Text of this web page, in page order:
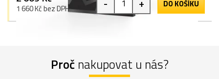
1 660 Kč bez DPH - + DO KOŠÍKU
Proč nakupovat u nás?